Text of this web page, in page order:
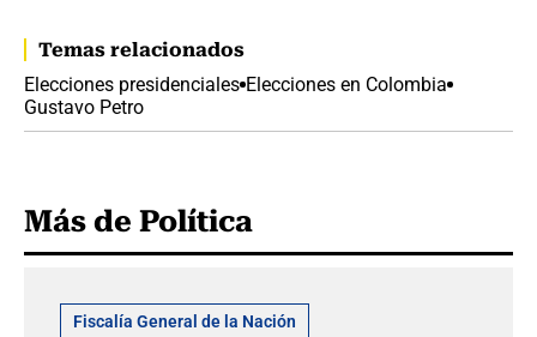
Temas relacionados
Elecciones presidenciales Elecciones en Colombia
Gustavo Petro
Más de Política
Fiscalía General de la Nación